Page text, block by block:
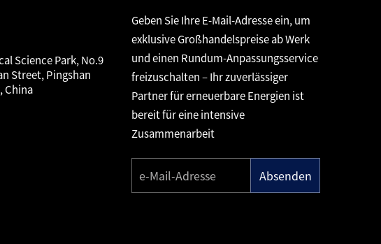
Science Park, No.9
Street, Pingshan
China
Geben Sie Ihre E-Mail-Adresse ein, um
exklusive Großhandelspreise ab Werk
und einen Rundum-Anpassungsservice
freizuschalten – Ihr zuverlässiger
Partner für erneuerbare Energien ist
bereit für eine intensive
Zusammenarbeit
Absenden